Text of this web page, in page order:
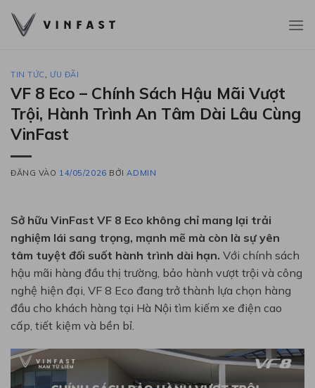
qua
TIN TỨC, ƯU ĐÃI
VF 8 Eco – Chính Sách Hậu Mãi Vượt
Trội, Hành Trình An Tâm Dài Lâu Cùng
VinFast
ĐĂNG VÀO 14/05/2026 BỞI ADMIN
Sở hữu VinFast VF 8 Eco không chỉ mang lại trải
nghiệm lái sang trọng, mạnh mẽ mà còn là sự yên
tâm tuyệt đối suốt hành trình dài hạn. Với chính sách
hậu mãi hàng đầu thị trường, bảo hành vượt trội và công
nghệ hiện đại, VF 8 Eco đang trở thành lựa chọn hàng
đầu cho khách hàng tại Hà Nội tìm kiếm xe điện cao
cấp, tiết kiệm và bền bỉ.